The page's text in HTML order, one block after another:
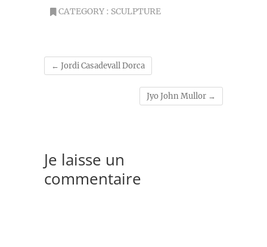
CATEGORY : SCULPTURE
← Jordi Casadevall Dorca
Jyo John Mullor →
Je laisse un
commentaire